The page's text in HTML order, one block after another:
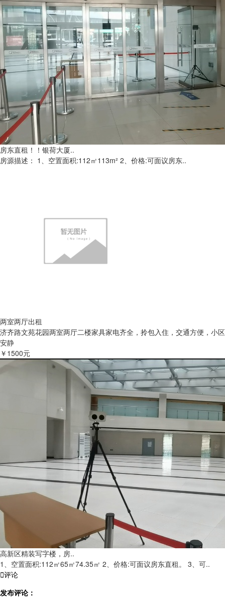
房东直租！！银荷大厦..
房源描述： 1、空置面积:112㎡113m² 2、价格:可面议房东..
两室两厅出租
济齐路文苑花园两室两厅二楼家具家电齐全，拎包入住，交通方便，小区
安静
￥1500元
高新区精装写字楼，房..
1、空置面积:112㎡65㎡74.35㎡ 2、价格:可面议房东直租。 3、可..
评论
发布评论：